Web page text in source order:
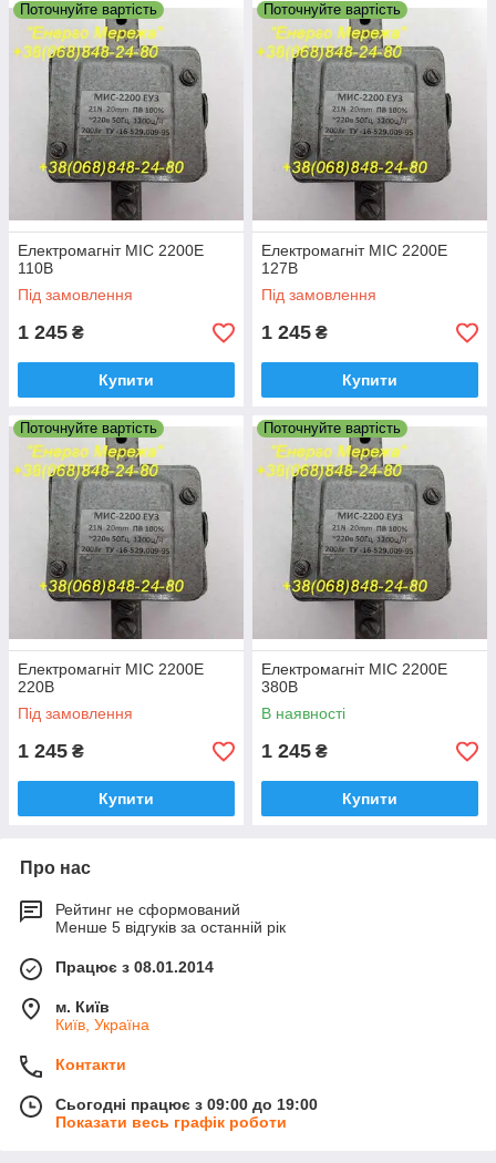
Поточнуйте вартість
Електромагніт МІС 2200Е
110В
Під замовлення
1 245 ₴
Купити
Поточнуйте вартість
Електромагніт МІС 2200Е
127В
Під замовлення
1 245 ₴
Купити
Поточнуйте вартість
Електромагніт МІС 2200Е
220В
Під замовлення
1 245 ₴
Купити
Поточнуйте вартість
Електромагніт МІС 2200Е
380В
В наявності
1 245 ₴
Купити
Про нас
Рейтинг не сформований
Менше 5 відгуків за останній рік
Працює з 08.01.2014
м. Київ
Київ, Україна
Контакти
Сьогодні працює з 09:00 до 19:00
Показати весь графік роботи